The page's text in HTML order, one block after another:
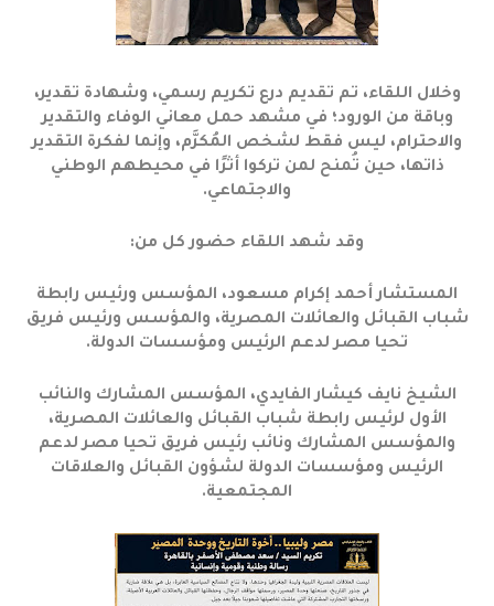
وخلال اللقاء، تم تقديم درع تكريم رسمي، وشهادة تقدير،
وباقة من الورود؛ في مشهد حمل معاني الوفاء والتقدير
والاحترام، ليس فقط لشخص المُكرَّم، وإنما لفكرة التقدير
ذاتها، حين تُمنح لمن تركوا أثرًا في محيطهم الوطني
والاجتماعي.
وقد شهد اللقاء حضور كل من:
المستشار أحمد إكرام مسعود، المؤسس ورئيس رابطة
شباب القبائل والعائلات المصرية، والمؤسس ورئيس فريق
تحيا مصر لدعم الرئيس ومؤسسات الدولة.
الشيخ نايف كيشار الفايدي، المؤسس المشارك والنائب
الأول لرئيس رابطة شباب القبائل والعائلات المصرية،
والمؤسس المشارك ونائب رئيس فريق تحيا مصر لدعم
الرئيس ومؤسسات الدولة لشؤون القبائل والعلاقات
المجتمعية.